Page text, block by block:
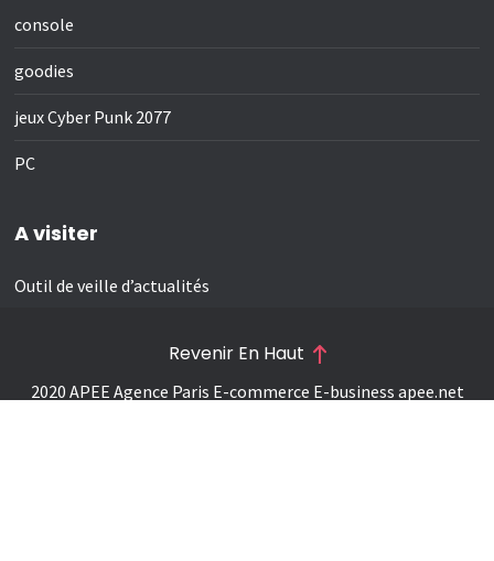
console
goodies
jeux Cyber Punk 2077
PC
A visiter
Outil de veille d’actualités
2020 APEE Agence Paris E-commerce E-business apee.net
Revenir En Haut